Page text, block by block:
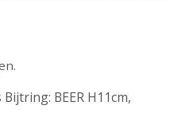
BEER H11cm,